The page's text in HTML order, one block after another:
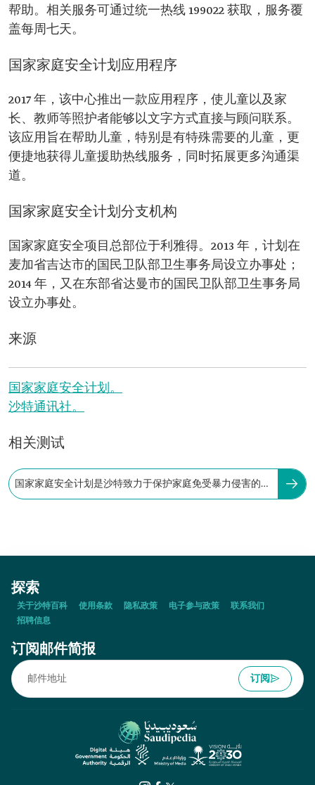
帮助。相关服务可通过统一热线 199022 获取，服务覆
盖每周七天。
国家家庭安全计划应用程序
2017 年，该中心推出一款应用程序，使儿童以及家
长、教师等照护者能够以文字方式直接与顾问联系。
该应用旨在帮助儿童，特别是有特殊需要的儿童，更
便捷地获得儿童援助热线服务，同时拓展更多沟通渠
道。
国家家庭安全计划分支机构
国家家庭安全项目总部位于利雅得。2013 年，计划在
麦加省吉达市的国民卫队部卫生事务局设立办事处；
2014 年，又在东部省达曼市的国民卫队部卫生事务局
设立办事处。
来源
国家家庭安全计划。
沙特通讯社。
相关测试
国家家庭安全计划是沙特致力于保护家庭免受暴力侵害的国
探索
关于沙特百科 使用条款 隐私政策 电子参与政策
联系我们
招聘信息
订阅邮件简报
订阅